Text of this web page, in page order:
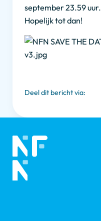
september 23.59 uur.
Hopelijk tot dan!
Deel dit bericht via: